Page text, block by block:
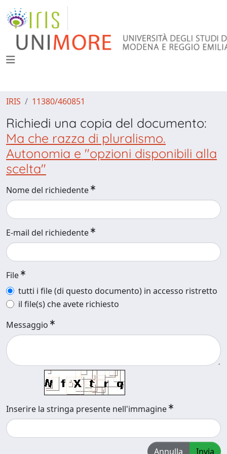
IRIS 11380/460851
Richiedi una copia del documento:
Ma che razza di pluralismo.
Autonomia e "opzioni disponibili alla
scelta"
Nome del richiedente
E-mail del richiedente
File
tutti i file (di questo documento) in accesso ristretto
il file(s) che avete richiesto
Messaggio
Inserire la stringa presente nell'immagine
Annulla Invia